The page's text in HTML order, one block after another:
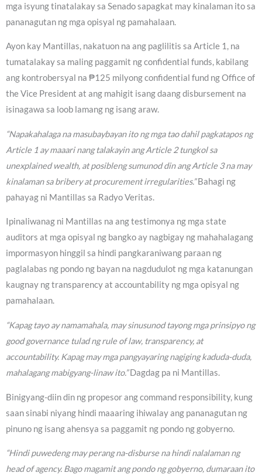
mga isyung tinatalakay sa Senado sapagkat may kinalaman ito sa
pananagutan ng mga opisyal ng pamahalaan.
Ayon kay Mantillas, nakatuon na ang paglilitis sa Article 1, na
tumatalakay sa maling paggamit ng confidential funds, kabilang
ang kontrobersyal na ₱125 milyong confidential fund ng Office of
the Vice President at ang mahigit isang daang disbursement na
isinagawa sa loob lamang ng isang araw.
“Napakahalaga na masubaybayan ito ng mga tao dahil pagkatapos ng
Article 1 ay maaari nang talakayin ang Article 2 tungkol sa
unexplained wealth, at posibleng sumunod din ang Article 3 na may
kinalaman sa bribery at procurement irregularities.”Bahagi ng
pahayag ni Mantillas sa Radyo Veritas.
Ipinaliwanag ni Mantillas na ang testimonya ng mga state
auditors at mga opisyal ng bangko ay nagbigay ng mahahalagang
impormasyon hinggil sa hindi pangkaraniwang paraan ng
paglalabas ng pondo ng bayan na nagdudulot ng mga katanungan
kaugnay ng transparency at accountability ng mga opisyal ng
pamahalaan.
“Kapag tayo ay namamahala, may sinusunod tayong mga prinsipyo ng
good governance tulad ng rule of law, transparency, at
accountability. Kapag may mga pangyayaring nagiging kaduda-duda,
mahalagang mabigyang-linaw ito.”Dagdag pa ni Mantillas.
Binigyang-diin din ng propesor ang command responsibility, kung
saan sinabi niyang hindi maaaring ihiwalay ang pananagutan ng
pinuno ng isang ahensya sa paggamit ng pondo ng gobyerno.
“Hindi puwedeng may perang na-disburse na hindi nalalaman ng
head of agency. Bago magamit ang pondo ng gobyerno, dumaraan ito